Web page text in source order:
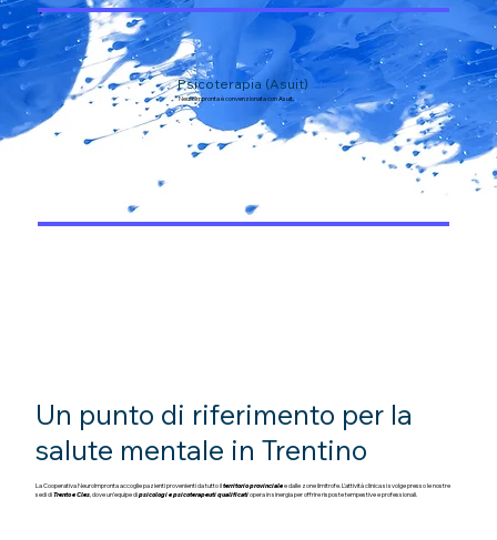
Psicoterapia (Asuit)
NeuroImpronta è convenzionata con Asuit.
Un punto di riferimento per la
salute mentale in Trentino
La Cooperativa NeuroImpronta accoglie pazienti provenienti da tutto ilterritorio provincialee dalle zone limitrofe. L'attività clinica si svolge presso le nostre
sedi diTrento e Cles , dove un’equipe dipsicologi e psicoterapeuti qualificatiopera in sinergia per offrire risposte tempestive e professionali.